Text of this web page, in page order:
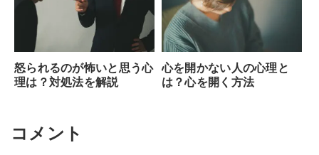
怒られるのが怖いと思う心
理は？対処法を解説
心を開かない人の心理と
は？心を開く方法
コメント